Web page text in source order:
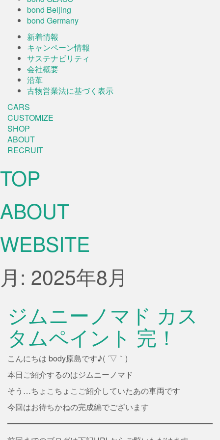
bond Beijing
bond Germany
新着情報
キャンペーン情報
サステナビリティ
会社概要
沿革
古物営業法に基づく表示
CARS
CUSTOMIZE
SHOP
ABOUT
RECRUIT
TOP
ABOUT
WEBSITE
月: 2025年8月
ジムニーノマド カス
タムペイント 完！
こんにちは body原島です♪( ´▽｀)
本日ご紹介するのはジムニーノマド
そう…ちょこちょこご紹介していたあの車両です
今回はお待ちかねの完成編でございます